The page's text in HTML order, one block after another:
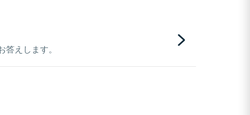
えします。